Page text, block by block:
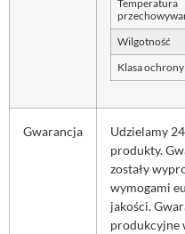
Temperatura
Wilgotność
Klasa ochrony
Gwarancja
Udzielamy
produkty.
zostały
wymogami
jakości.
produkcyjne